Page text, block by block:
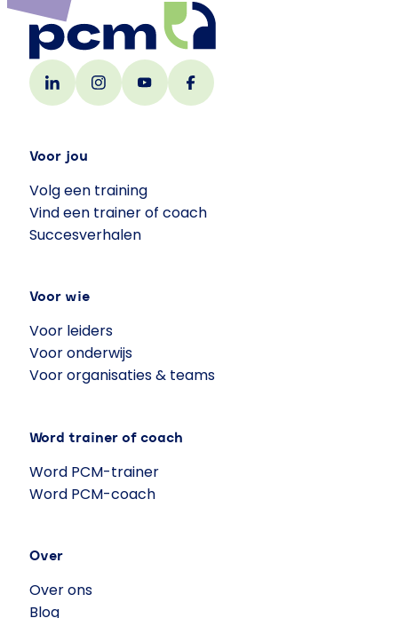
Voor jou
Volg een training
Vind een trainer of coach
Succesverhalen
Voor wie
Voor leiders
Voor onderwijs
Voor organisaties & teams
Word trainer of coach
Word PCM-trainer
Word PCM-coach
Over
Over ons
Blog